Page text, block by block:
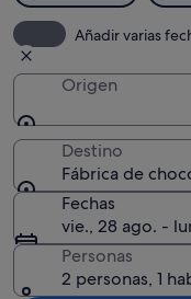
Añadir varias
Origen
Destino
Fábrica de
Fechas
vie., 28 ago. -
Personas
2 personas, 1